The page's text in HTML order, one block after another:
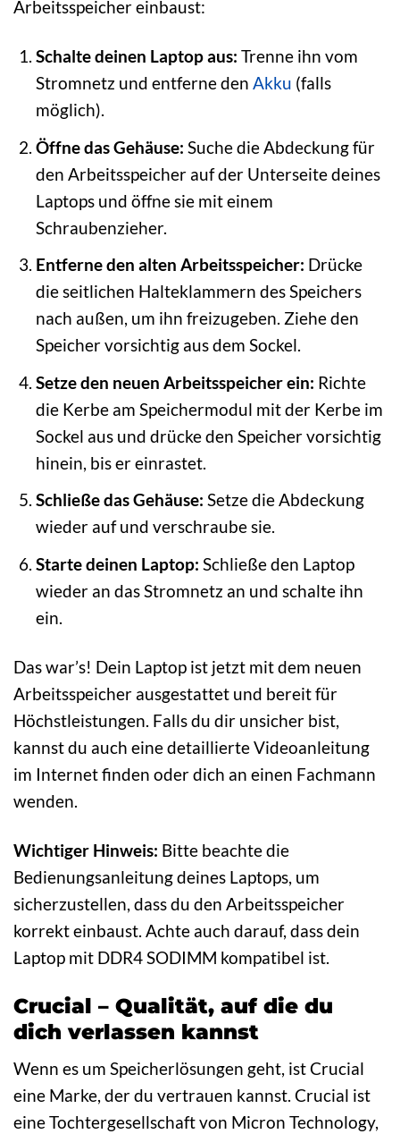
Arbeitsspeicher einbaust:
Schalte deinen Laptop aus: Trenne ihn vom
Stromnetz und entferne den Akku (falls
möglich).
Öffne das Gehäuse: Suche die Abdeckung für
den Arbeitsspeicher auf der Unterseite deines
Laptops und öffne sie mit einem
Schraubenzieher.
Entferne den alten Arbeitsspeicher: Drücke
die seitlichen Halteklammern des Speichers
nach außen, um ihn freizugeben. Ziehe den
Speicher vorsichtig aus dem Sockel.
Setze den neuen Arbeitsspeicher ein: Richte
die Kerbe am Speichermodul mit der Kerbe im
Sockel aus und drücke den Speicher vorsichtig
hinein, bis er einrastet.
Schließe das Gehäuse: Setze die Abdeckung
wieder auf und verschraube sie.
Starte deinen Laptop: Schließe den Laptop
wieder an das Stromnetz an und schalte ihn
ein.
Das war’s! Dein Laptop ist jetzt mit dem neuen
Arbeitsspeicher ausgestattet und bereit für
Höchstleistungen. Falls du dir unsicher bist,
kannst du auch eine detaillierte Videoanleitung
im Internet finden oder dich an einen Fachmann
wenden.
Wichtiger Hinweis: Bitte beachte die
Bedienungsanleitung deines Laptops, um
sicherzustellen, dass du den Arbeitsspeicher
korrekt einbaust. Achte auch darauf, dass dein
Laptop mit DDR4 SODIMM kompatibel ist.
Crucial – Qualität, auf die du
dich verlassen kannst
Wenn es um Speicherlösungen geht, ist Crucial
eine Marke, der du vertrauen kannst. Crucial ist
eine Tochtergesellschaft von Micron Technology,